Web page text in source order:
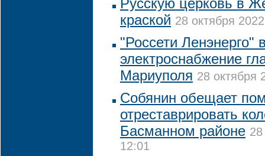
Русскую церковь в
краской 28 октября
"Россети Ленэнерго"
электроснабжение
Мариуполя 28 октября
Собянин обещает
отреставрировать
Басманном районе
12:01